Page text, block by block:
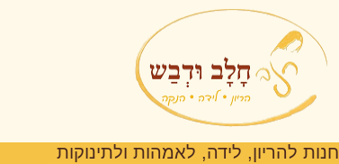
חנות להריון, לידה, לאמהות ולתינוקות